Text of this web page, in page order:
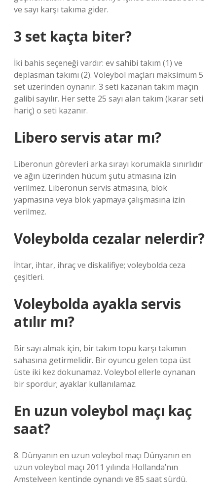
ve sayı karşı takıma gider.
3 set kaçta biter?
İki bahis seçeneği vardır: ev sahibi takım (1) ve
deplasman takımı (2). Voleybol maçları maksimum 5
set üzerinden oynanır. 3 seti kazanan takım maçın
galibi sayılır. Her sette 25 sayı alan takım (karar seti
hariç) o seti kazanır.
Libero servis atar mı?
Liberonun görevleri arka sırayı korumakla sınırlıdır
ve ağın üzerinden hücum şutu atmasına izin
verilmez. Liberonun servis atmasına, blok
yapmasına veya blok yapmaya çalışmasına izin
verilmez.
Voleybolda cezalar nelerdir?
İhtar, ihtar, ihraç ve diskalifiye; voleybolda ceza
çeşitleri.
Voleybolda ayakla servis
atılır mı?
Bir sayı almak için, bir takım topu karşı takımın
sahasına getirmelidir. Bir oyuncu gelen topa üst
üste iki kez dokunamaz. Voleybol ellerle oynanan
bir spordur; ayaklar kullanılamaz.
En uzun voleybol maçı kaç
saat?
8. Dünyanın en uzun voleybol maçı Dünyanın en
uzun voleybol maçı 2011 yılında Hollanda’nın
Amstelveen kentinde oynandı ve 85 saat sürdü.